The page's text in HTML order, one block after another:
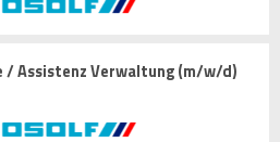
Assistenz Verwaltung (m/w/d)